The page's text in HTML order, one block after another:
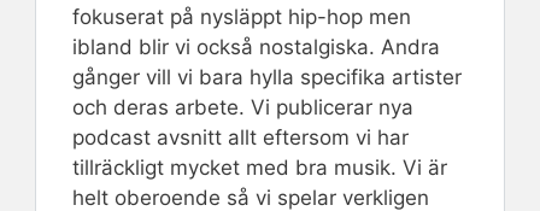
fokuserat på nysläppt hip-hop men
ibland blir vi också nostalgiska. Andra
gånger vill vi bara hylla specifika artister
och deras arbete. Vi publicerar nya
podcast avsnitt allt eftersom vi har
tillräckligt mycket med bra musik. Vi är
helt oberoende så vi spelar verkligen